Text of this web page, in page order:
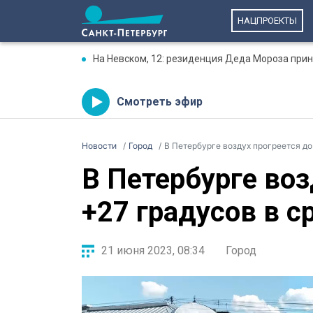
НАЦПРОЕКТЫ
На Невском, 12: резиденция Деда Мороза
Смотреть эфир
Новости Город В Петербурге воздух прогреется
В Петербурге
+27 градусов в
21 июня 2023, 08:34 Город